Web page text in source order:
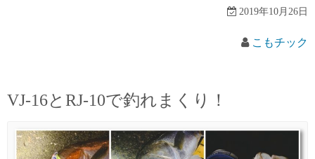
2019年10月26日
こもチック
VJ-16とRJ-10で釣れまくり！